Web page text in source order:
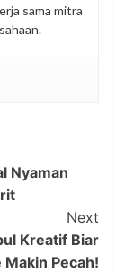
sama mitra
Nyaman
Next
Kreatif Biar
Makin Pecah!